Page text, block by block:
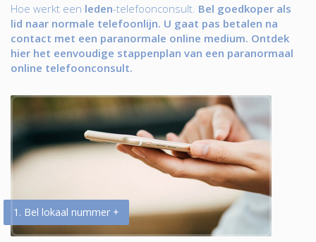
Hoe werkt een leden-telefoonconsult. Bel goedkoper als
lid naar normale telefoonlijn. U gaat pas betalen na
contact met een paranormale online medium. Ontdek
hier het eenvoudige stappenplan van een paranormaal
online telefoonconsult.
1. Bel lokaal nummer +